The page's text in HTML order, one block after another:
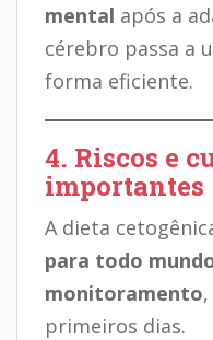
mental após a
cérebro passa a
forma eficiente.
4. Riscos e
importantes
A dieta
para todo
monitoramento
primeiros dias.